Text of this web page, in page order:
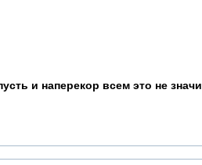
и наперекор всем это не